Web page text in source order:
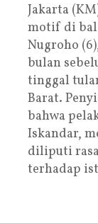
Jakarta
motif di
Nugroho
bulan
tinggal
Barat.
bahwa
Iskandar,
diliputi
terhadap